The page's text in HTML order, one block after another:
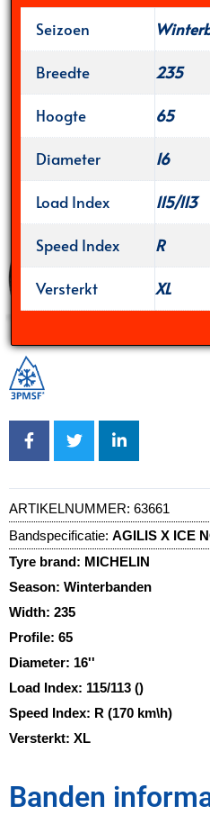
Seizoen
Breedte
235
Hoogte
65
Diameter
16
Load Index
115/113
Speed Index
R
Versterkt
XL
ARTIKELNUMMER: 63661
Bandspecificatie: AGILIS X ICE
Tyre brand: MICHELIN
Season: Winterbanden
Width: 235
Profile: 65
Diameter: 16''
Load Index: 115/113 ()
Speed Index: R (170 km\h)
Versterkt: XL
Banden